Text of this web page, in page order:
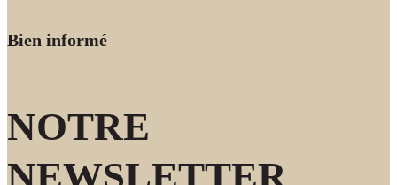
Bien informé
NOTRE
NEWSLETTER